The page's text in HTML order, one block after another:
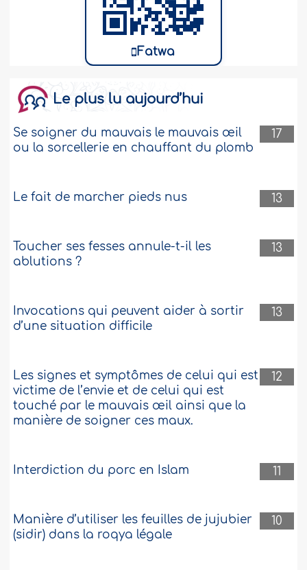
Fatwa
Le plus lu aujourd’hui
17
Se soigner du mauvais le mauvais œil
ou la sorcellerie en chauffant du plomb
13
Le fait de marcher pieds nus
13
Toucher ses fesses annule-t-il les
ablutions ?
13
Invocations qui peuvent aider à sortir
d’une situation difficile
12
Les signes et symptômes de celui qui est
victime de l’envie et de celui qui est
touché par le mauvais œil ainsi que la
manière de soigner ces maux.
11
Interdiction du porc en Islam
10
Manière d’utiliser les feuilles de jujubier
(sidir) dans la roqya légale